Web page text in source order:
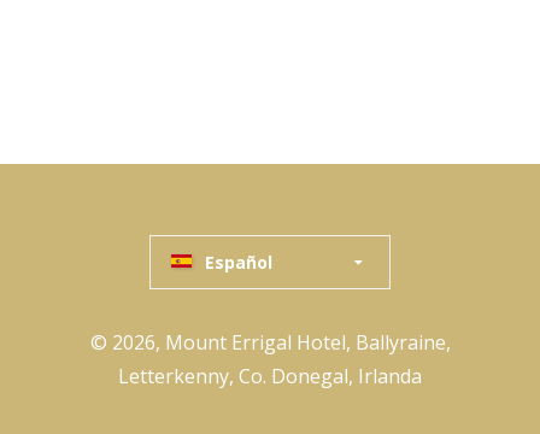
Español
© 2026, Mount Errigal Hotel, Ballyraine,
Letterkenny, Co. Donegal, Irlanda